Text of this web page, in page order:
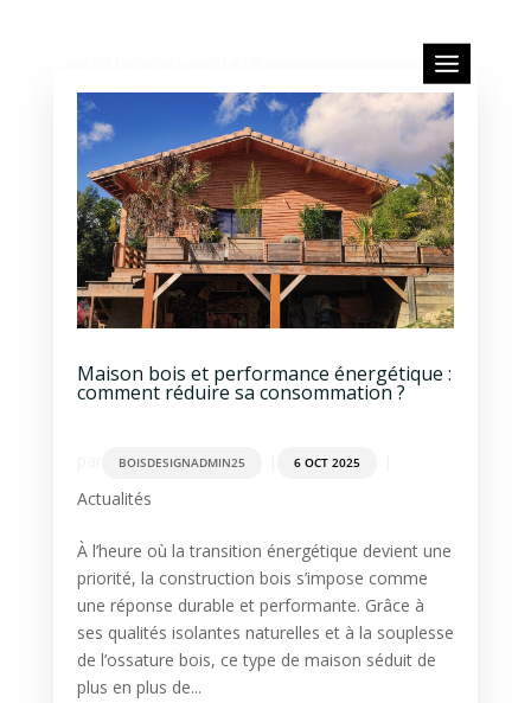
Maison bois et performance énergétique :
comment réduire sa consommation ?
BOISDESIGNADMIN25 6 OCT 2025
Actualités
À l’heure où la transition énergétique devient une
priorité, la construction bois s’impose comme
une réponse durable et performante. Grâce à
ses qualités isolantes naturelles et à la souplesse
de l’ossature bois, ce type de maison séduit de
plus en plus de...